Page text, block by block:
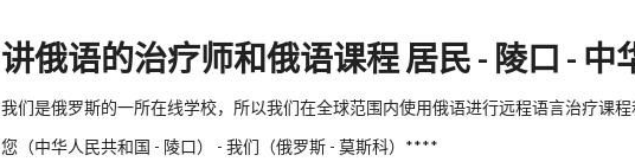
讲俄语的治疗师和俄语课程 居民 - 陵口 - 中
我们是俄罗斯的一所在线学校，所以我们在全球范围内使用俄语进行远程语言治疗课程
您（中华人民共和国 - 陵口） - 我们（俄罗斯 - 莫斯科）****